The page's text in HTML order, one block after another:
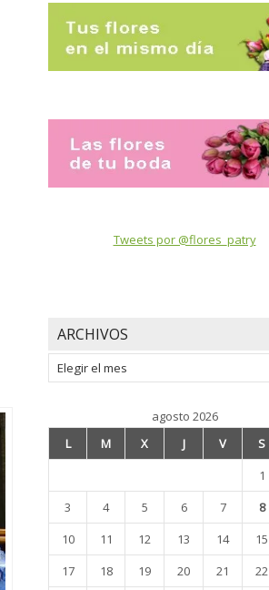
Tweets por @flores_patry
ARCHIVOS
Archivos
agosto 2026
L
M X J V S
1
3
4 5 6 7 8
10
11 12 13 14 15
17
18 19 20 21 22